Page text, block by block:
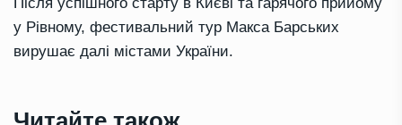
у Рівному, фестивальний тур Макса Барських
вирушає далі містами України.